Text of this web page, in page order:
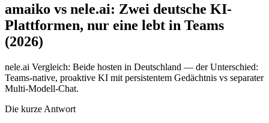
Select language
amaiko vs nele.ai: Zwei deutsche KI-
Plattformen, nur eine lebt in Teams
(2026)
nele.ai Vergleich: Beide hosten in Deutschland — der Unterschied:
Teams-native, proaktive KI mit persistentem Gedächtnis vs separater
Multi-Modell-Chat.
Die kurze Antwort